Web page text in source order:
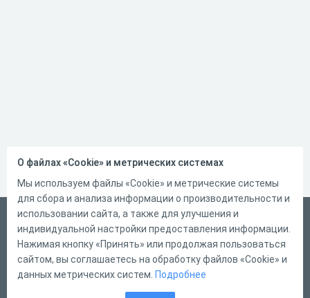
Русский
Справка
Форма обратной связи
О файлах «Cookie» и метрических системах
Мы используем файлы «Cookie» и метрические системы
для сбора и анализа информации о производительности и
использовании сайта, а также для улучшения и
индивидуальной настройки предоставления информации.
Нажимая кнопку «Принять» или продолжая пользоваться
сайтом, вы соглашаетесь на обработку файлов «Cookie» и
данных метрических систем. Подробнее